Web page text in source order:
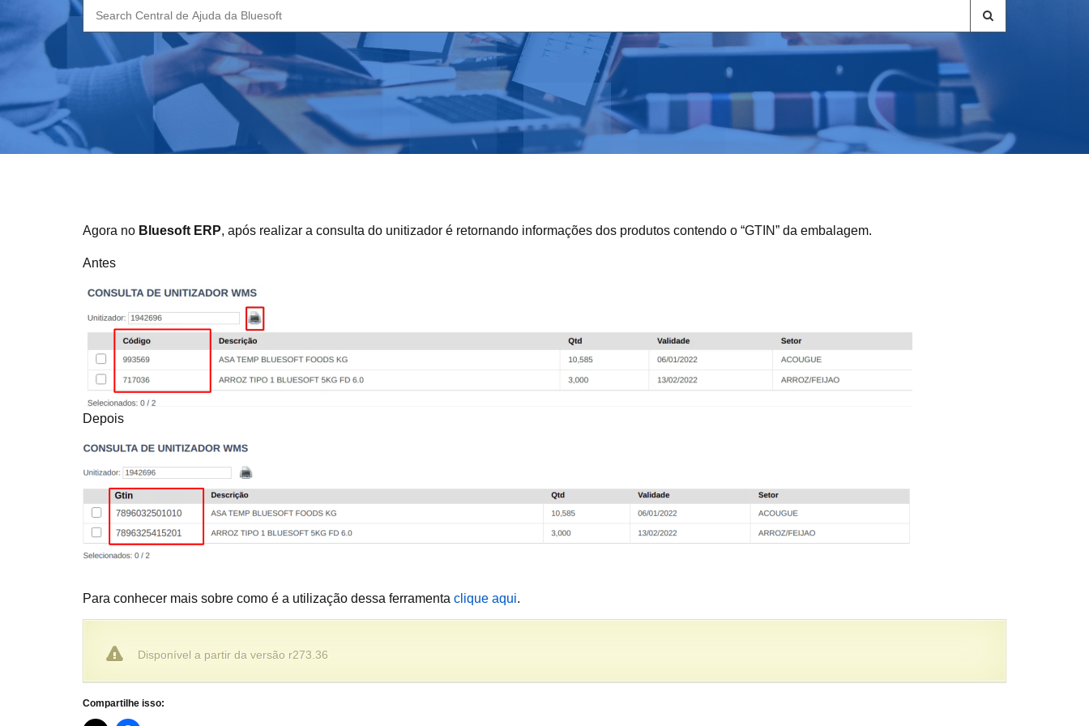
Search
for:
Agora no Bluesoft ERP, após realizar a consulta do unitizador é retornando informações dos produtos contendo o “GTIN” da embalagem.
Antes
Depois
Para conhecer mais sobre como é a utilização dessa ferramenta clique aqui.
Disponível a partir da versão r273.36
Compartilhe isso: